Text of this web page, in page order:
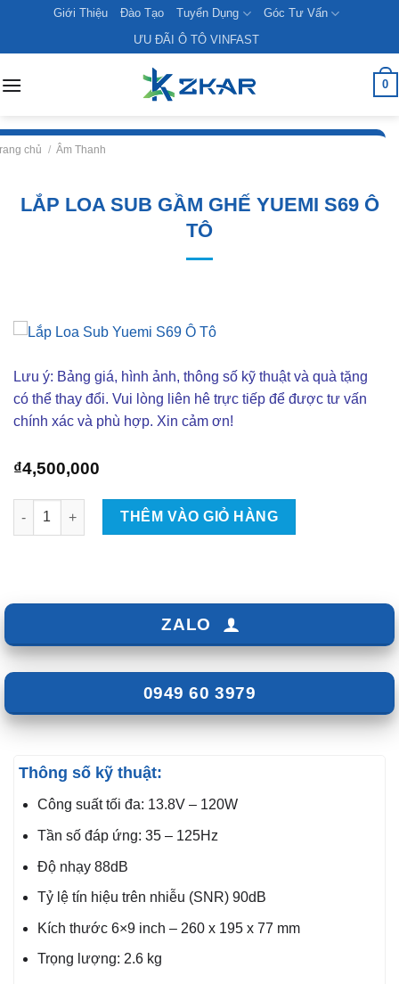
content
Giới Thiệu Đào Tạo Tuyển Dụng
Góc Tư Vấn
ƯU ĐÃI Ô TÔ VINFAST
0
chủ / Âm Thanh
LẮP LOA SUB GẦM GHẾ YUEMI S69 Ô
TÔ
Lưu ý: Bảng giá, hình ảnh, thông số kỹ thuật và quà tặng
có thể thay đổi. Vui lòng liên hê trực tiếp để được tư vấn
chính xác và phù hợp. Xin cảm ơn!
₫4,500,000
Lắp Loa Sub Gầm Ghế Yuemi S69 Ô Tô số lượng
THÊM VÀO GIỎ HÀNG
ZALO
0949 60 3979
Thông số kỹ thuật:
Công suất tối đa: 13.8V – 120W
Tần số đáp ứng: 35 – 125Hz
Độ nhạy 88dB
Tỷ lệ tín hiệu trên nhiễu (SNR) 90dB
Kích thước 6×9 inch – 260 x 195 x 77 mm
Trọng lượng: 2.6 kg